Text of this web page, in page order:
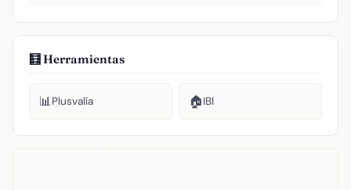
🧮 Herramientas
📊Plusvalía 🏠IBI